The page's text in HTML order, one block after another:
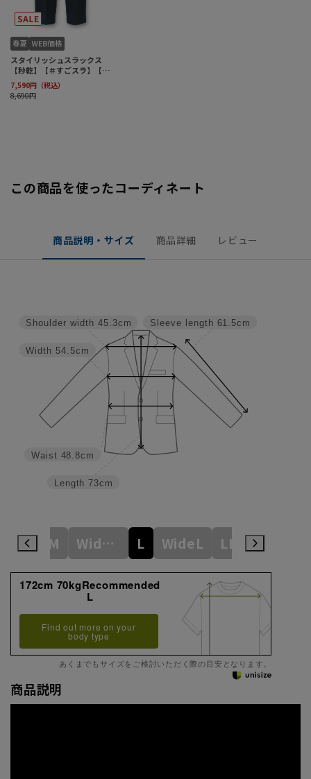
この商品を使ったコーディネート
商品説明・サイズ 商品詳細 レビュー
Sleeve length 61.5cm
Length 73cm
Waist 48.8cm
Width 54.5cm
Shoulder width 45.3cm
M WideM L WideL LL
172cm 70kgRecommended
L
Find out more on your
body type
あくまでもサイズをご検討いただく際の目安となります。
商品説明